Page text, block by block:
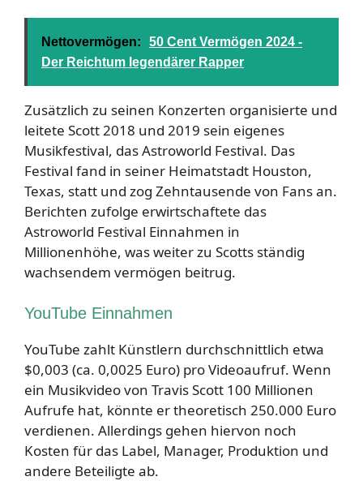
Nettovermögen:
50 Cent Vermögen 2024 -
Der Reichtum legendärer Rapper
Zusätzlich zu seinen Konzerten organisierte und
leitete Scott 2018 und 2019 sein eigenes
Musikfestival, das Astroworld Festival. Das
Festival fand in seiner Heimatstadt Houston,
Texas, statt und zog Zehntausende von Fans an.
Berichten zufolge erwirtschaftete das
Astroworld Festival Einnahmen in
Millionenhöhe, was weiter zu Scotts ständig
wachsendem vermögen beitrug.
YouTube Einnahmen
YouTube zahlt Künstlern durchschnittlich etwa
$0,003 (ca. 0,0025 Euro) pro Videoaufruf. Wenn
ein Musikvideo von Travis Scott 100 Millionen
Aufrufe hat, könnte er theoretisch 250.000 Euro
verdienen. Allerdings gehen hiervon noch
Kosten für das Label, Manager, Produktion und
andere Beteiligte ab.